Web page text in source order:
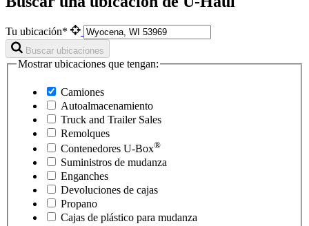
Tu ubicación*
Buscar ubicaciones
Mostrar ubicaciones que tengan:
Camiones
Autoalmacenamiento
Truck and Trailer Sales
Remolques
Contenedores U-Box®
Suministros de mudanza
Enganches
Devoluciones de cajas
Propano
Cajas de plástico para mudanza